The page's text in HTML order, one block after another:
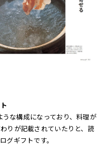
な構成になっており、料理が
りが記載されていたりと、読
グギフトです。